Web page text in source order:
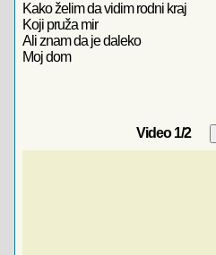
Kako želim da vidim rodni kraj
Koji pruža mir
Ali znam da je daleko
Moj dom
Video1/2